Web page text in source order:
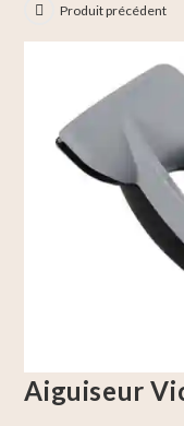
Produit précédent
Aiguiseur